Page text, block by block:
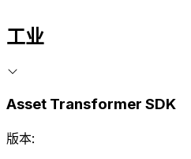
工业
Asset Transformer SDK
版本: